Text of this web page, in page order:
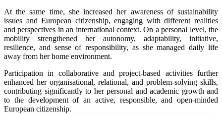
At the same time, she increased her awareness of sustainability
issues and European citizenship, engaging with different realities
and perspectives in an international context. On a personal level, the
mobility strengthened her autonomy, adaptability, initiative,
resilience, and sense of responsibility, as she managed daily life
away from her home environment.
Participation in collaborative and project-based activities further
enhanced her organisational, relational, and problem-solving skills,
contributing significantly to her personal and academic growth and
to the development of an active, responsible, and open-minded
European citizenship.